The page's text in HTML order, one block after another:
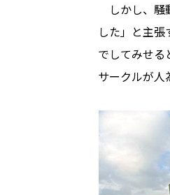
しかし、騒
した」と主
でしてみせる
サークルが人